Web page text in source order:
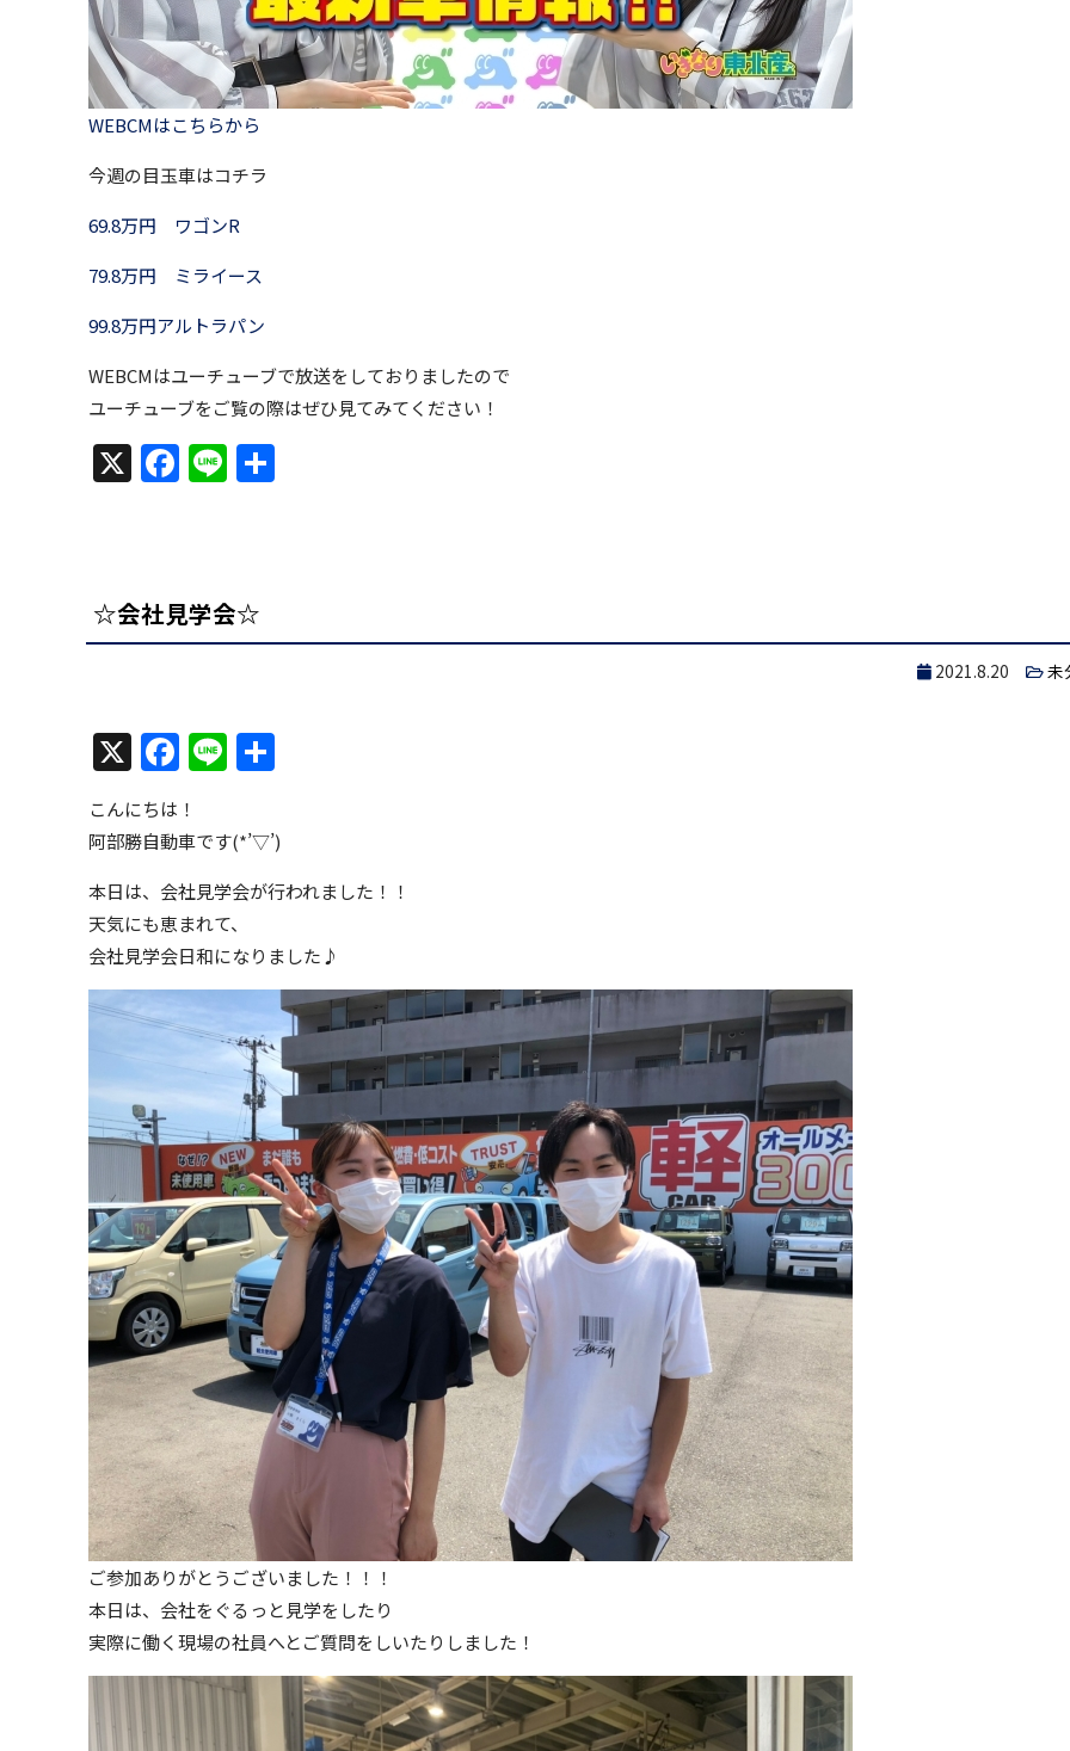
WEBCMはこちらから
今週の目玉車はコチラ
69.8万円 ワゴンR
79.8万円 ミライース
99.8万円アルトラパン
WEBCMはユーチューブで放送をしておりましたので
ユーチューブをご覧の際はぜひ見てみてください！
X Facebook
Line
☆会社見学会☆
2021.8.20 未
X Facebook
Line
こんにちは！
阿部勝自動車です(*’▽’)
本日は、会社見学会が行われました！！
天気にも恵まれて、
会社見学会日和になりました♪
ご参加ありがとうございました！！！
本日は、会社をぐるっと見学をしたり
実際に働く現場の社員へとご質問をしいたりしました！